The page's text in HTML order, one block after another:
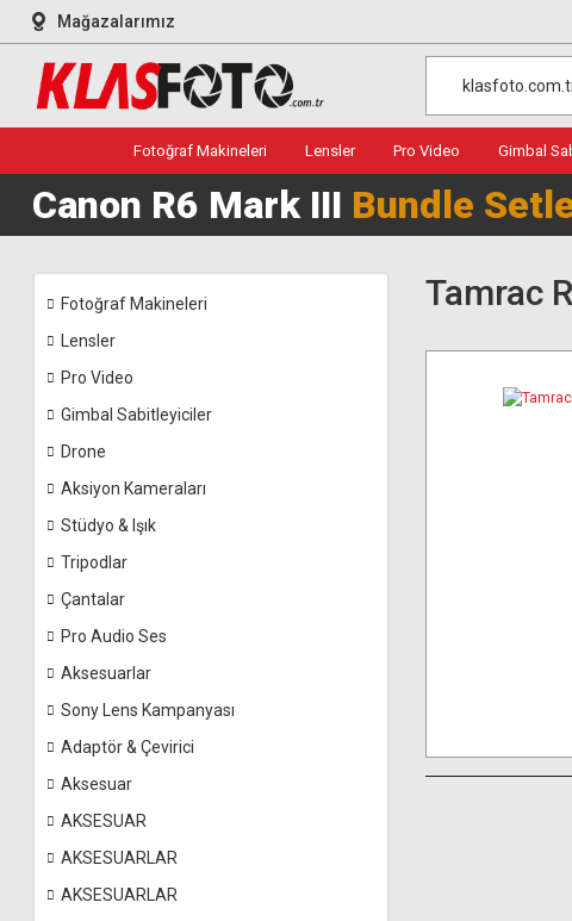
Mağazalarımız
Fotoğraf Makineleri Lensler Pro Video Gimbal
Canon R6 Mark III Bundle
Fotoğraf Makineleri
Lensler
Pro Video
Gimbal Sabitleyiciler
Drone
Aksiyon Kameraları
Stüdyo & Işık
Tripodlar
Çantalar
Pro Audio Ses
Aksesuarlar
Sony Lens Kampanyası
Adaptör & Çevirici
Aksesuar
AKSESUAR
AKSESUARLAR
AKSESUARLAR
Tamrac